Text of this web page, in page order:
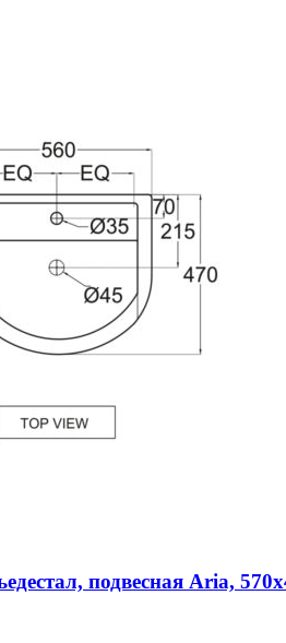
подвесная Aria,